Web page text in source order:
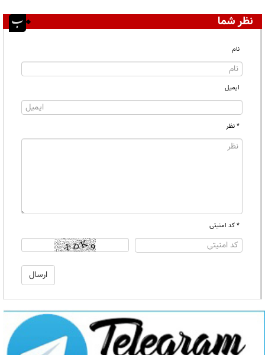
نظر شما
نام
ایمیل
* نظر
* کد امنیتی